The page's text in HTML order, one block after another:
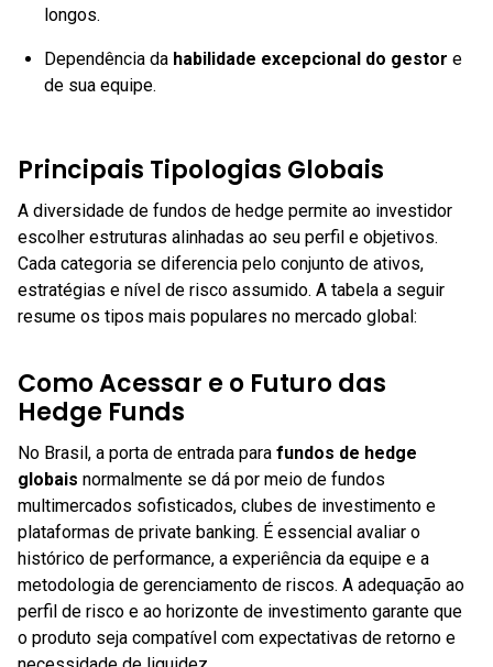
longos.
Dependência da habilidade excepcional do gestor e
de sua equipe.
Principais Tipologias Globais
A diversidade de fundos de hedge permite ao investidor
escolher estruturas alinhadas ao seu perfil e objetivos.
Cada categoria se diferencia pelo conjunto de ativos,
estratégias e nível de risco assumido. A tabela a seguir
resume os tipos mais populares no mercado global:
Como Acessar e o Futuro das
Hedge Funds
No Brasil, a porta de entrada para fundos de hedge
globais normalmente se dá por meio de fundos
multimercados sofisticados, clubes de investimento e
plataformas de private banking. É essencial avaliar o
histórico de performance, a experiência da equipe e a
metodologia de gerenciamento de riscos. A adequação ao
perfil de risco e ao horizonte de investimento garante que
o produto seja compatível com expectativas de retorno e